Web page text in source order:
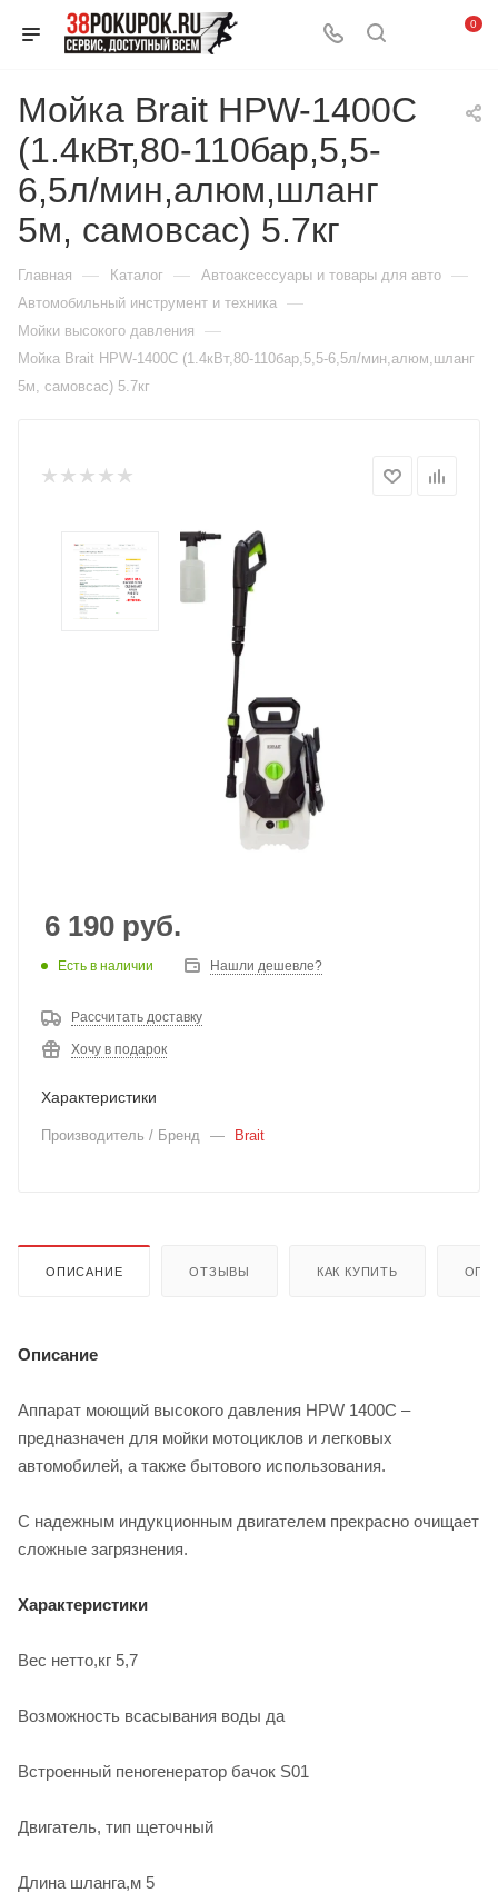
0
Мойка Brait HPW-1400С
(1.4кВт,80-110бар,5,5-
6,5л/мин,алюм,шланг
5м, самовсас) 5.7кг
Главная — Каталог — Автоаксессуары и товары для авто —
Автомобильный инструмент и техника —
Мойки высокого давления —
Мойка Brait HPW-1400С (1.4кВт,80-110бар,5,5-6,5л/мин,алюм,шланг
5м, самовсас) 5.7кг
6 190 руб.
Есть в наличии Нашли дешевле?
Рассчитать доставку
Хочу в подарок
Характеристики
Производитель / Бренд — Brait
ОПИСАНИЕ ОТЗЫВЫ КАК КУПИТЬ
Описание
Аппарат моющий высокого давления HPW 1400C –
предназначен для мойки мотоциклов и легковых
автомобилей, а также бытового использования.
С надежным индукционным двигателем прекрасно очищает
сложные загрязнения.
Характеристики
Вес нетто,кг 5,7
Возможность всасывания воды да
Встроенный пеногенератор бачок S01
Двигатель, тип щеточный
Длина шланга,м 5